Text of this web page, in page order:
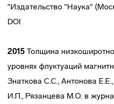
"Издательство "Наука"
DOI
2015 Толщина
уровнях флуктуаций
Знаткова С.С., Антонова
И.П., Рязанцева М.О. в